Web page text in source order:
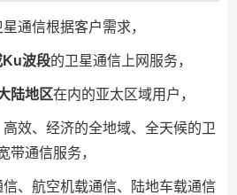
通信根据客户需求，
Ku波段的卫星通信上网服务，
陆地区在内的亚太区域用户，
效、经济的全地域、全天候的卫
带通信服务，
、航空机载通信、陆地车载通信